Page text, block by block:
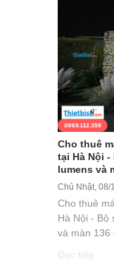
Cho thuê
tại Hà Nội -
lumens và
Chủ Nhật, 08/
Cho thuê
Hà Nội - Bộ
và màn 136
Đọc tiếp